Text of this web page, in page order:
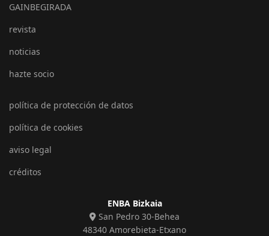
GAINBEGIRADA
revista
noticias
hazte socio
política de protección de datos
política de cookies
aviso legal
créditos
ENBA Bizkaia
San Pedro 30-Behea
48340 Amorebieta-Etxano